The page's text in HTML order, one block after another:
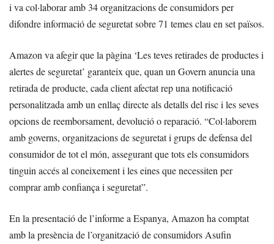
i va col·laborar amb 34 organitzacions de consumidors per
difondre informació de seguretat sobre 71 temes clau en set països.
Amazon va afegir que la pàgina ‘Les teves retirades de productes i
alertes de seguretat’ garanteix que, quan un Govern anuncia una
retirada de producte, cada client afectat rep una notificació
personalitzada amb un enllaç directe als detalls del risc i les seves
opcions de reemborsament, devolució o reparació. “Col·laborem
amb governs, organitzacions de seguretat i grups de defensa del
consumidor de tot el món, assegurant que tots els consumidors
tinguin accés al coneixement i les eines que necessiten per
comprar amb confiança i seguretat”.
En la presentació de l’informe a Espanya, Amazon ha comptat
amb la presència de l’organització de consumidors Asufin